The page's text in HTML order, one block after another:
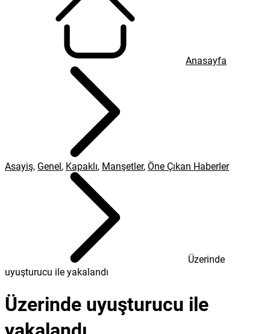
Anasayfa
Asayiş, Genel, Kapaklı, Manşetler, Öne Çıkan Haberler
Üzerinde
uyuşturucu ile yakalandı
Üzerinde uyuşturucu ile